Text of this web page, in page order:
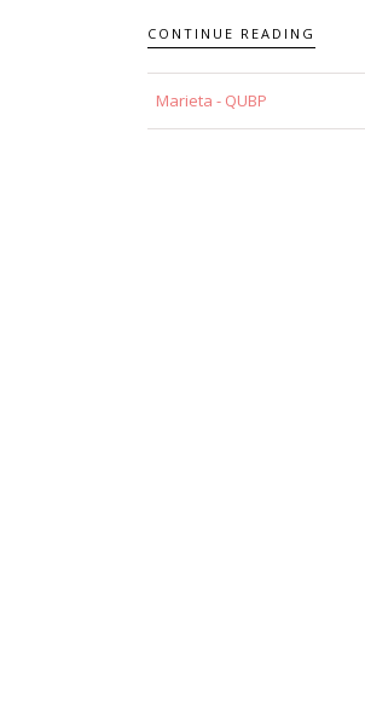
CONTINUE READING
Marieta - QUBP